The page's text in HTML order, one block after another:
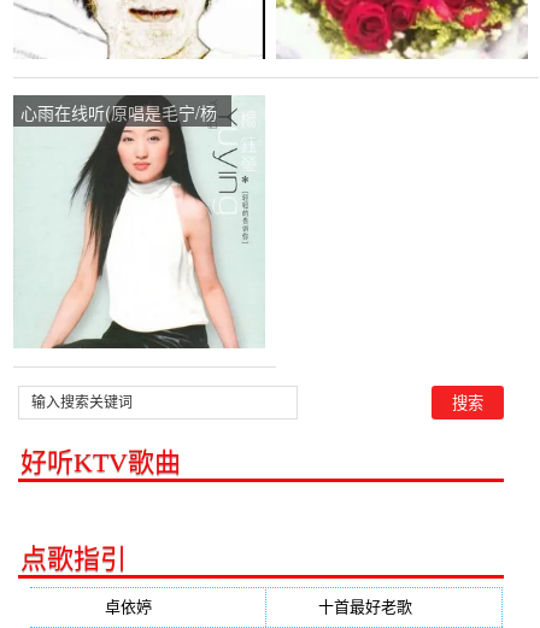
心雨在线听(原唱是毛宁/杨
钰莹)，艳演唱点播:43次
好听KTV歌曲
点歌指引
卓依婷(350) 十首最好老歌(300)